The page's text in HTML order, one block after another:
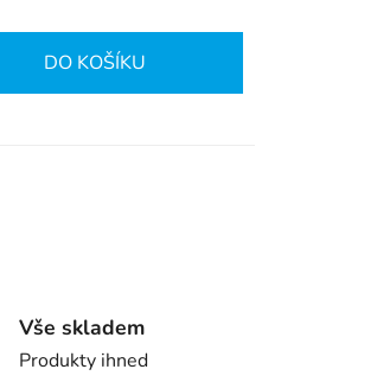
DO KOŠÍKU
Vše skladem
Produkty ihned